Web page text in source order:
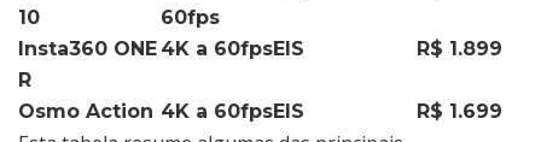
10
60fps
Insta360 ONE
R
4K a 60fpsEIS R$ 1.899
Osmo Action 4K a 60fpsEIS R$ 1.699